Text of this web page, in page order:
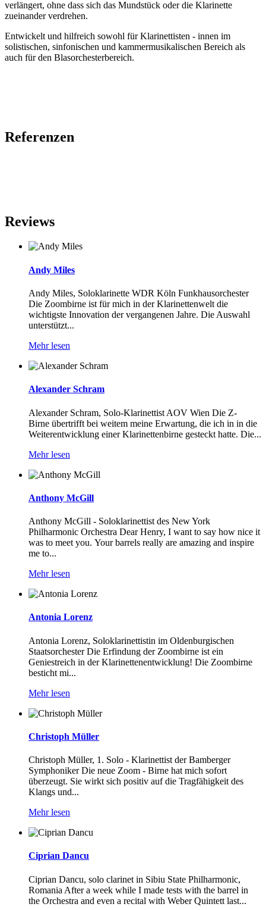
verlängert, ohne dass sich das Mundstück oder die Klarinette
zueinander verdrehen.
Entwickelt und hilfreich sowohl für Klarinettisten - innen im
solistischen, sinfonischen und kammermusikalischen Bereich als
auch für den Blasorchesterbereich.
Referenzen
Reviews
Andy Miles
Andy Miles, Soloklarinette WDR Köln Funkhausorchester
Die Zoombirne ist für mich in der Klarinettenwelt die
wichtigste Innovation der vergangenen Jahre. Die Auswahl
unterstützt...
Mehr lesen
Alexander Schram
Alexander Schram, Solo-Klarinettist AOV Wien Die Z-
Birne übertrifft bei weitem meine Erwartung, die ich in in die
Weiterentwicklung einer Klarinettenbirne gesteckt hatte. Die...
Mehr lesen
Anthony McGill
Anthony McGill - Soloklarinettist des New York
Philharmonic Orchestra Dear Henry, I want to say how nice it
was to meet you. Your barrels really are amazing and inspire
me to...
Mehr lesen
Antonia Lorenz
Antonia Lorenz, Soloklarinettistin im Oldenburgischen
Staatsorchester Die Erfindung der Zoombirne ist ein
Geniestreich in der Klarinettenentwicklung! Die Zoombirne
besticht mi...
Mehr lesen
Christoph Müller
Christoph Müller, 1. Solo - Klarinettist der Bamberger
Symphoniker Die neue Zoom - Birne hat mich sofort
überzeugt. Sie wirkt sich positiv auf die Tragfähigkeit des
Klangs und...
Mehr lesen
Ciprian Dancu
Ciprian Dancu, solo clarinet in Sibiu State Philharmonic,
Romania After a week while I made tests with the barrel in
the Orchestra and even a recital with Weber Quintett last...